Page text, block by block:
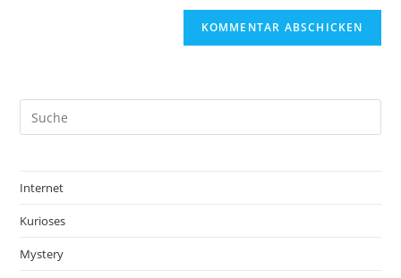
Internet
Kurioses
Mystery